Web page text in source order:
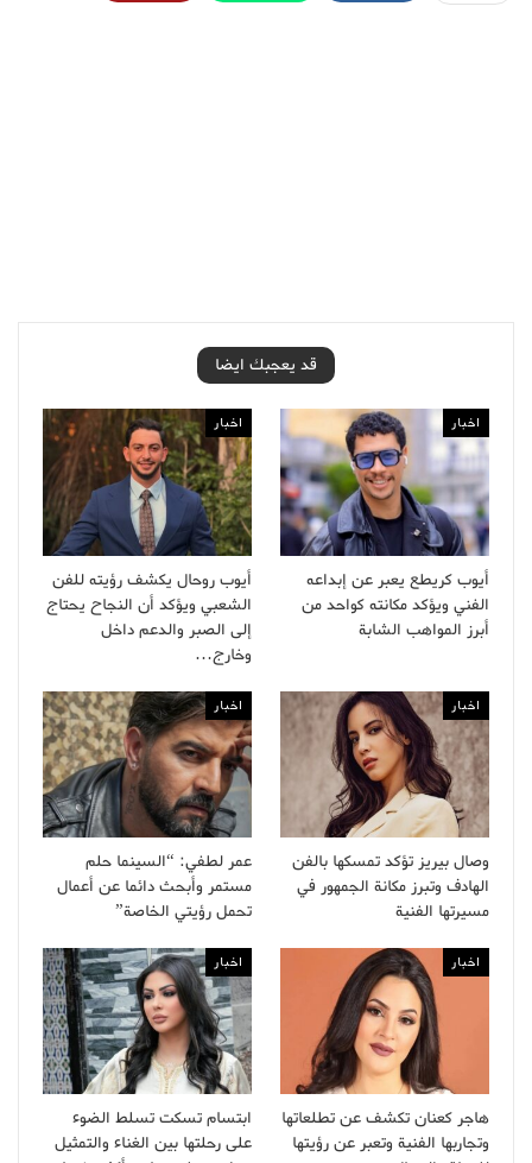
قد يعجبك ايضا
اخبار
أيوب كريطع يعبر عن إبداعه
الفني ويؤكد مكانته كواحد من
أبرز المواهب الشابة
اخبار
أيوب روحال يكشف رؤيته للفن
الشعبي ويؤكد أن النجاح يحتاج
إلى الصبر والدعم داخل
وخارج…
اخبار
وصال بيريز تؤكد تمسكها بالفن
الهادف وتبرز مكانة الجمهور في
مسيرتها الفنية
اخبار
عمر لطفي: “السينما حلم
مستمر وأبحث دائما عن أعمال
تحمل رؤيتي الخاصة”
اخبار
هاجر كعنان تكشف عن تطلعاتها
وتجاربها الفنية وتعبر عن رؤيتها
اخبار
ابتسام تسكت تسلط الضوء
على رحلتها بين الغناء والتمثيل